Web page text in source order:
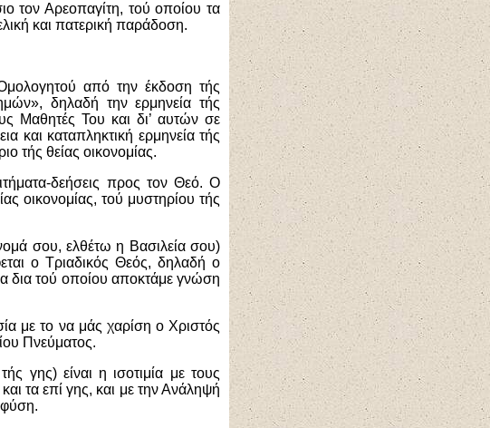
τον Αρεοπαγίτη, τού οποίου τα
και πατερική παράδοση.
από την έκδοση τής
δηλαδή την ερμηνεία τής
Μαθητές Του και δι’ αυτών σε
και καταπληκτική ερμηνεία τής
τής θείας οικονομίας.
δεήσεις προς τον Θεό. Ο
οικονομίας, τού μυστηρίου τής
σου, ελθέτω η Βασιλεία σου)
ο Τριαδικός Θεός, δηλαδή ο
δια τού οποίου αποκτάμε γνώση
με το να μάς χαρίση ο Χριστός
Πνεύματος.
γης) είναι η ισοτιμία με τους
τα επί γης, και με την Ανάληψή
φύση.